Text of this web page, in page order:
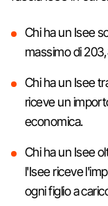
Chi ha un Isee
massimo di
Chi ha un Isee
riceve un
economica.
Chi ha un Isee
l'Isee riceve
ogni figlio a